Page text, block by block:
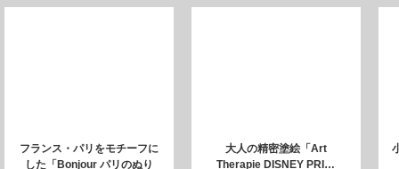
フランス・パリをモチーフに
した「Bonjour パリのぬり
大人の精密塗絵「Art
Therapie DISNEY PRI…